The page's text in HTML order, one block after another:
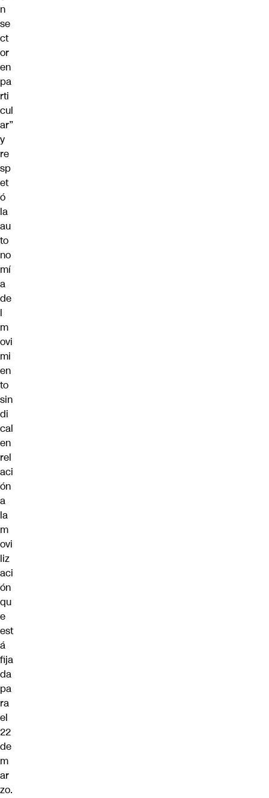
n
se
ct
or
en
pa
rti
cul
ar”
y
re
sp
et
ó
la
au
to
no
mí
a
de
l
m
ovi
mi
en
to
sin
di
cal
en
rel
aci
ón
a
la
m
ovi
liz
aci
ón
qu
e
est
á
fija
da
pa
ra
el
22
de
m
ar
zo.